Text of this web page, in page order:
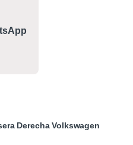
Derecha Volkswagen